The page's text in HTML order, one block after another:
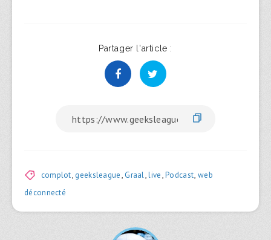
Partager l'article :
complot, geeksleague, Graal,live,Podcast, web
déconnecté